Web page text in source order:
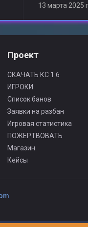
13 марта
Проект
СКАЧАТЬ КС 1.6
ИГРОКИ
Список банов
Заявки на разбан
Игровая статистика
ПОЖЕРТВОВАТЬ
Магазин
Кейсы